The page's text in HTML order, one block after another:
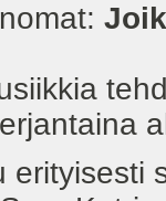
erityisesti